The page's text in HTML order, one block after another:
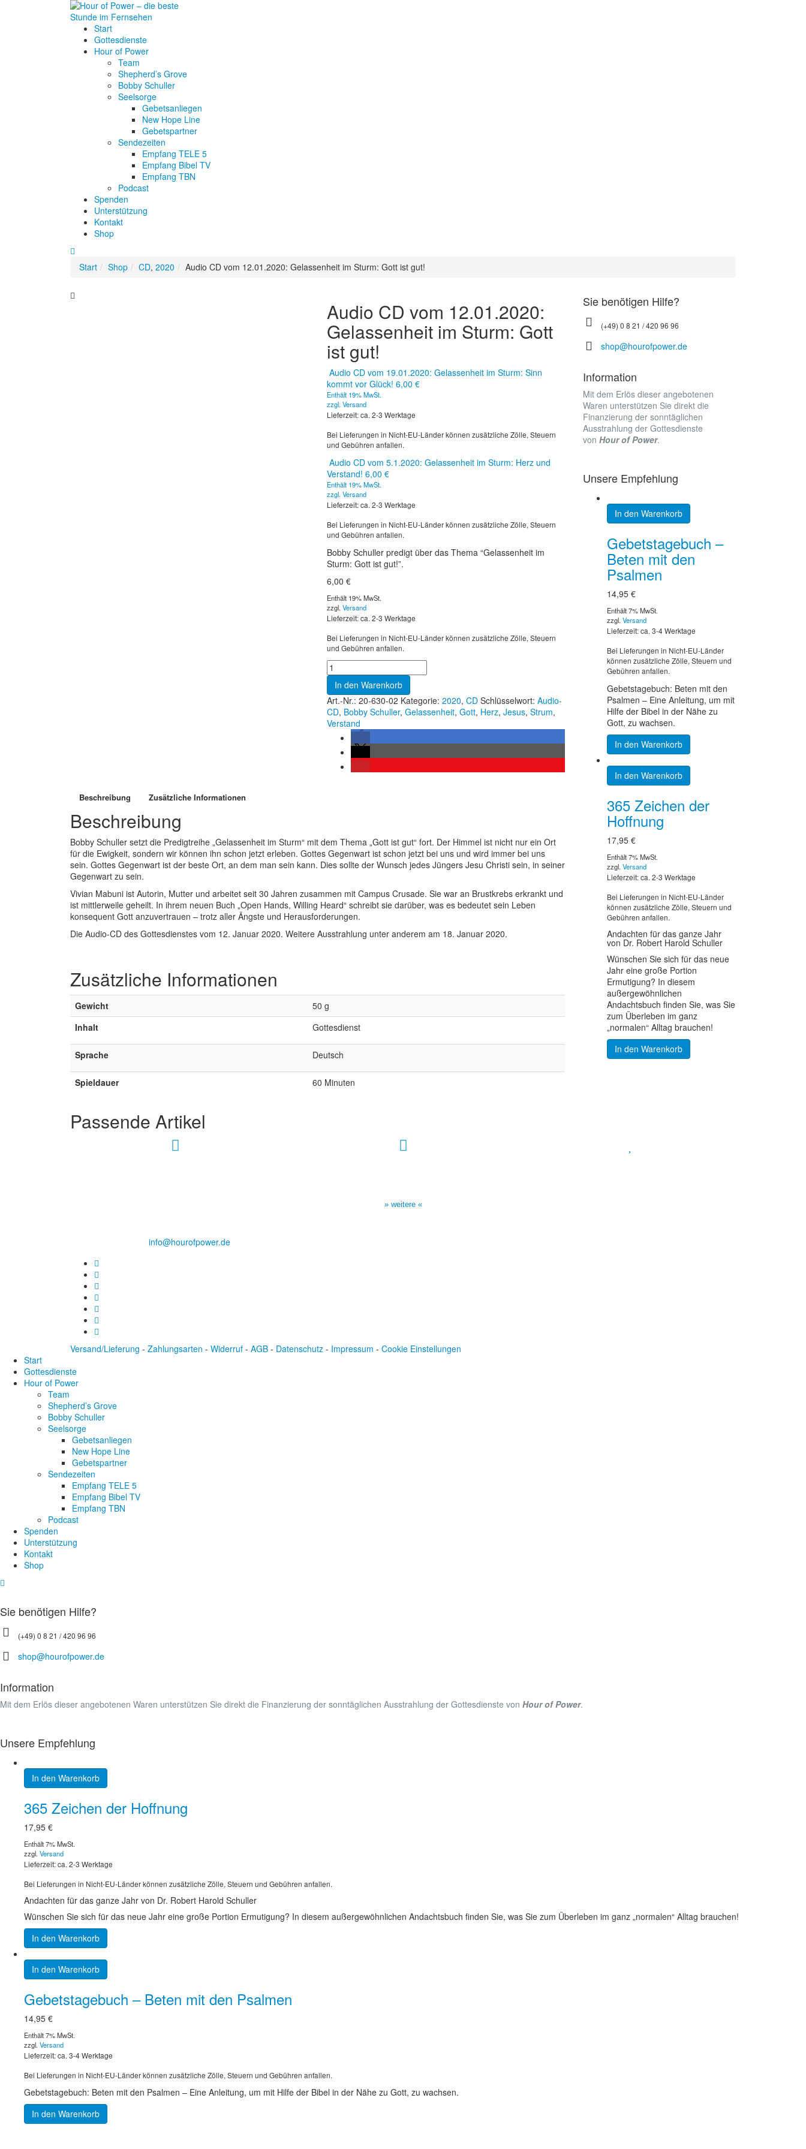
Start
Gottesdienste
Hour of Power
Team
Shepherd’s Grove
Bobby Schuller
Seelsorge
Gebetsanliegen
New Hope Line
Gebetspartner
Sendezeiten
Empfang TELE 5
Empfang Bibel TV
Empfang TBN
Podcast
Spenden
Unterstützung
Kontakt
Shop
Start Shop CD, 2020 Audio CD vom 12.01.2020: Gelassenheit im Sturm: Gott ist gut!
Audio CD vom 12.01.2020:
Gelassenheit im Sturm: Gott
ist gut!
Audio CD vom 19.01.2020: Gelassenheit im Sturm: Sinn
kommt vor Glück! 6,00 €
Enthält 19% MwSt.
zzgl. Versand
Lieferzeit: ca. 2-3 Werktage
Bei Lieferungen in Nicht-EU-Länder können zusätzliche Zölle, Steuern
und Gebühren anfallen.
Audio CD vom 5.1.2020: Gelassenheit im Sturm: Herz und
Verstand! 6,00 €
Enthält 19% MwSt.
zzgl. Versand
Lieferzeit: ca. 2-3 Werktage
Bei Lieferungen in Nicht-EU-Länder können zusätzliche Zölle, Steuern
und Gebühren anfallen.
Bobby Schuller predigt über das Thema “Gelassenheit im
Sturm: Gott ist gut!”.
6,00 €
Enthält 19% MwSt.
zzgl. Versand
Lieferzeit: ca. 2-3 Werktage
Bei Lieferungen in Nicht-EU-Länder können zusätzliche Zölle, Steuern
und Gebühren anfallen.
In den Warenkorb
Art.-Nr.: 20-630-02 Kategorie: 2020, CD Schlüsselwort: Audio-
CD, Bobby Schuller, Gelassenheit, Gott, Herz, Jesus, Strum,
Verstand
Beschreibung Zusätzliche Informationen
Beschreibung
Bobby Schuller setzt die Predigtreihe „Gelassenheit im Sturm“ mit dem Thema „Gott ist gut“ fort. Der Himmel ist nicht nur ein Ort
für die Ewigkeit, sondern wir können ihn schon jetzt erleben. Gottes Gegenwart ist schon jetzt bei uns und wird immer bei uns
sein. Gottes Gegenwart ist der beste Ort, an dem man sein kann. Dies sollte der Wunsch jedes Jüngers Jesu Christi sein, in seiner
Gegenwart zu sein.
Vivian Mabuni ist Autorin, Mutter und arbeitet seit 30 Jahren zusammen mit Campus Crusade. Sie war an Brustkrebs erkrankt und
ist mittlerweile geheilt. In ihrem neuen Buch „Open Hands, Willing Heard“ schreibt sie darüber, was es bedeutet sein Leben
konsequent Gott anzuvertrauen – trotz aller Ängste und Herausforderungen.
Die Audio-CD des Gottesdienstes vom 12. Januar 2020. Weitere Ausstrahlung unter anderem am 18. Januar 2020.
Zusätzliche Informationen
Gewicht
50 g
Inhalt
Gottesdienst
Sprache Deutsch
Spieldauer 60 Minuten
Passende Artikel
Sie benötigen Hilfe?
(+49) 0 8 21 / 420 96 96
shop@hourofpower.de
Information
Mit dem Erlös dieser angebotenen
Waren unterstützen Sie direkt die
Finanzierung der sonntäglichen
Ausstrahlung der Gottesdienste
von Hour of Power.
Unsere Empfehlung
In den Warenkorb
Gebetstagebuch –
Beten mit den
Psalmen
14,95 €
Enthält 7% MwSt.
zzgl. Versand
Lieferzeit: ca. 3-4 Werktage
Bei Lieferungen in Nicht-EU-Länder
können zusätzliche Zölle, Steuern und
Gebühren anfallen.
Gebetstagebuch: Beten mit den
Psalmen – Eine Anleitung, um mit
Hilfe der Bibel in der Nähe zu
Gott, zu wachsen.
In den Warenkorb
In den Warenkorb
365 Zeichen der
Hoffnung
17,95 €
Enthält 7% MwSt.
zzgl. Versand
Lieferzeit: ca. 2-3 Werktage
Bei Lieferungen in Nicht-EU-Länder
können zusätzliche Zölle, Steuern und
Gebühren anfallen.
Andachten für das ganze Jahr
von Dr. Robert Harold Schuller
Wünschen Sie sich für das neue
Jahr eine große Portion
Ermutigung? In diesem
außergewöhnlichen
Andachtsbuch finden Sie, was Sie
zum Überleben im ganz
„normalen“ Alltag brauchen!
In den Warenkorb
info@hourofpower.de
» weitere «
Versand/Lieferung - Zahlungsarten - Widerruf - AGB - Datenschutz - Impressum - Cookie Einstellungen
Start
Gottesdienste
Hour of Power
Team
Shepherd’s Grove
Bobby Schuller
Seelsorge
Gebetsanliegen
New Hope Line
Gebetspartner
Sendezeiten
Empfang TELE 5
Empfang Bibel TV
Empfang TBN
Podcast
Spenden
Unterstützung
Kontakt
Shop
Sie benötigen Hilfe?
(+49) 0 8 21 / 420 96 96
shop@hourofpower.de
Information
Mit dem Erlös dieser angebotenen Waren unterstützen Sie direkt die Finanzierung der sonntäglichen Ausstrahlung der Gottesdienste von Hour of Power.
Unsere Empfehlung
In den Warenkorb
365 Zeichen der Hoffnung
17,95 €
Enthält 7% MwSt.
zzgl. Versand
Lieferzeit: ca. 2-3 Werktage
Bei Lieferungen in Nicht-EU-Länder können zusätzliche Zölle, Steuern und Gebühren anfallen.
Andachten für das ganze Jahr von Dr. Robert Harold Schuller
Wünschen Sie sich für das neue Jahr eine große Portion Ermutigung? In diesem außergewöhnlichen Andachtsbuch finden Sie, was Sie zum Überleben im ganz „normalen“ Alltag brauchen!
In den Warenkorb
In den Warenkorb
Gebetstagebuch – Beten mit den Psalmen
14,95 €
Enthält 7% MwSt.
zzgl. Versand
Lieferzeit: ca. 3-4 Werktage
Bei Lieferungen in Nicht-EU-Länder können zusätzliche Zölle, Steuern und Gebühren anfallen.
Gebetstagebuch: Beten mit den Psalmen – Eine Anleitung, um mit Hilfe der Bibel in der Nähe zu Gott, zu wachsen.
In den Warenkorb